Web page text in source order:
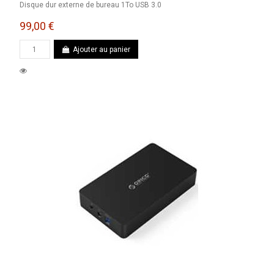
Disque dur externe de bureau 1To USB 3.0
99,00 €
Ajouter au panier